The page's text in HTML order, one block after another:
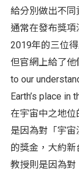
給分別做出不同
通常在發布獎項
2019年的三位
但官網上給了他
to our
Earth’s place
在宇宙中之地
是因為對「宇
的獎金，大約
教授則是因為